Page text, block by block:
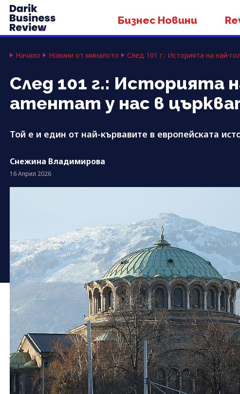
Бизнес Новини
Начало Новини от миналото След 101 г.: Историята на най-
След 101 г.: Историята
атентат у нас в
Той е и един от най-кървавите в европейската
Снежина Владимирова
16 Април 2026